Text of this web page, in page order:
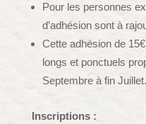
Pour les personnes
d’adhésion sont à
Cette adhésion de
longs et ponctuels
Septembre à fin Juillet.
Inscriptions :